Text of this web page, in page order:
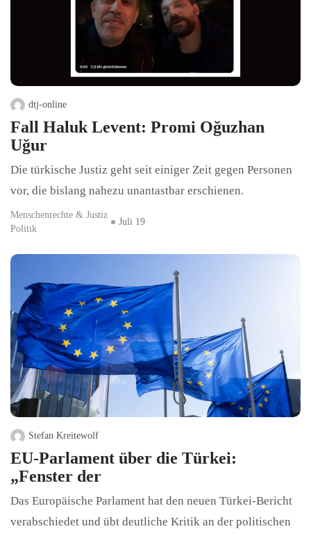
dtj-online
Fall Haluk Levent: Promi Oğuzhan
Uğur
Die türkische Justiz geht seit einiger Zeit gegen Personen
vor, die bislang nahezu unantastbar erschienen.
Menschenrechte & Justiz
Politik
Juli 19
Stefan Kreitewolf
EU-Parlament über die Türkei:
„Fenster der
Das Europäische Parlament hat den neuen Türkei-Bericht
verabschiedet und übt deutliche Kritik an der politischen